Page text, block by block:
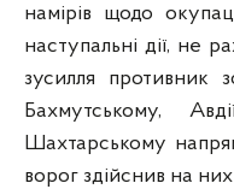
намірів щодо
наступальні дії, не
зусилля противник
Бахмутському,
Шахтарському
ворог здійснив на